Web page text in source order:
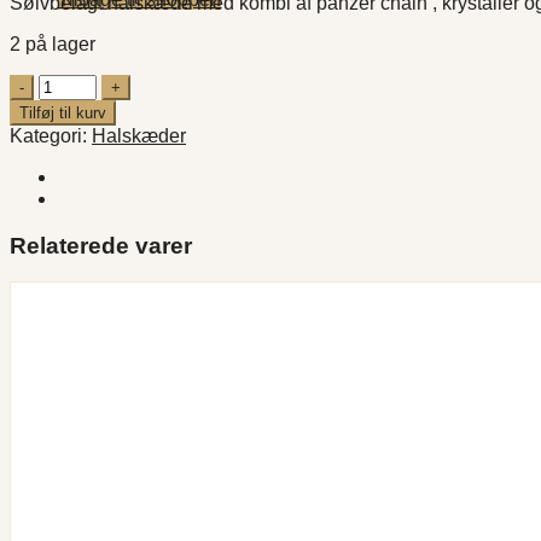
2 på lager
Retro
Stitching
antal
Tilføj til kurv
Kategori: Halskæder
Relaterede varer